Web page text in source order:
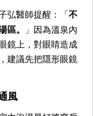
弘醫師提醒：「 不
區。
」因為溫泉內
鏡上，對眼睛造成
建議先把隱形眼鏡
風